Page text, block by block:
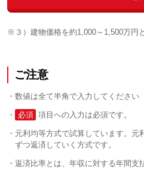
※３）建物価格を約1,000～1,500万円
ご注意
数値は全て半角で入力してください
必須 項目への入力は必須です。
元利均等方式で試算しています。元
ずつ返済していく方式です。
返済比率とは、年収に対する年間支